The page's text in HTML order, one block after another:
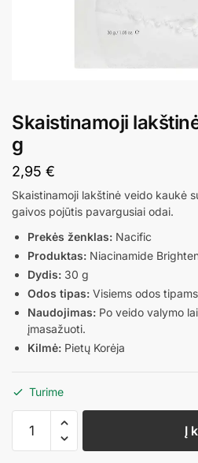
Skaistinamoji
g
2,95 €
Skaistinamoji lakštinė veido kaukė
gaivos pojūtis pavargusiai odai.
Prekės ženklas: Nacific
Produktas: Niacinamide
Dydis: 30 g
Odos tipas: Visiems odos tipams
Naudojimas: Po veido valymo
įmasažuoti.
Kilmė: Pietų Korėja
Turime
Į